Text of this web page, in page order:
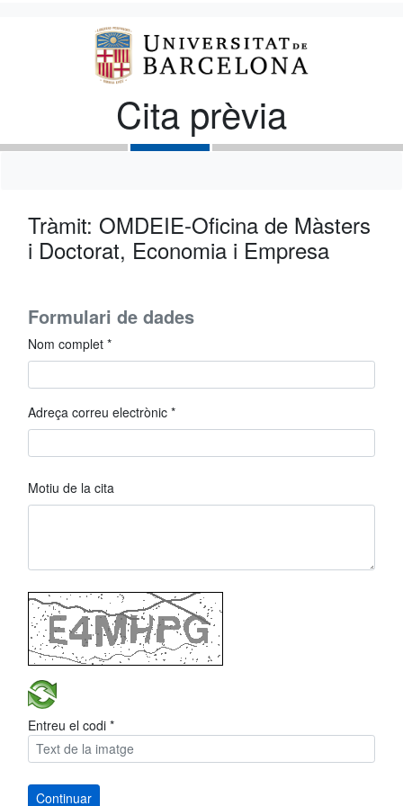
Cita prèvia
Tràmit: OMDEIE-Oficina de Màsters
i Doctorat, Economia i Empresa
Formulari de dades
Nom complet *
Adreça correu electrònic *
Motiu de la cita
Entreu el codi *
Continuar